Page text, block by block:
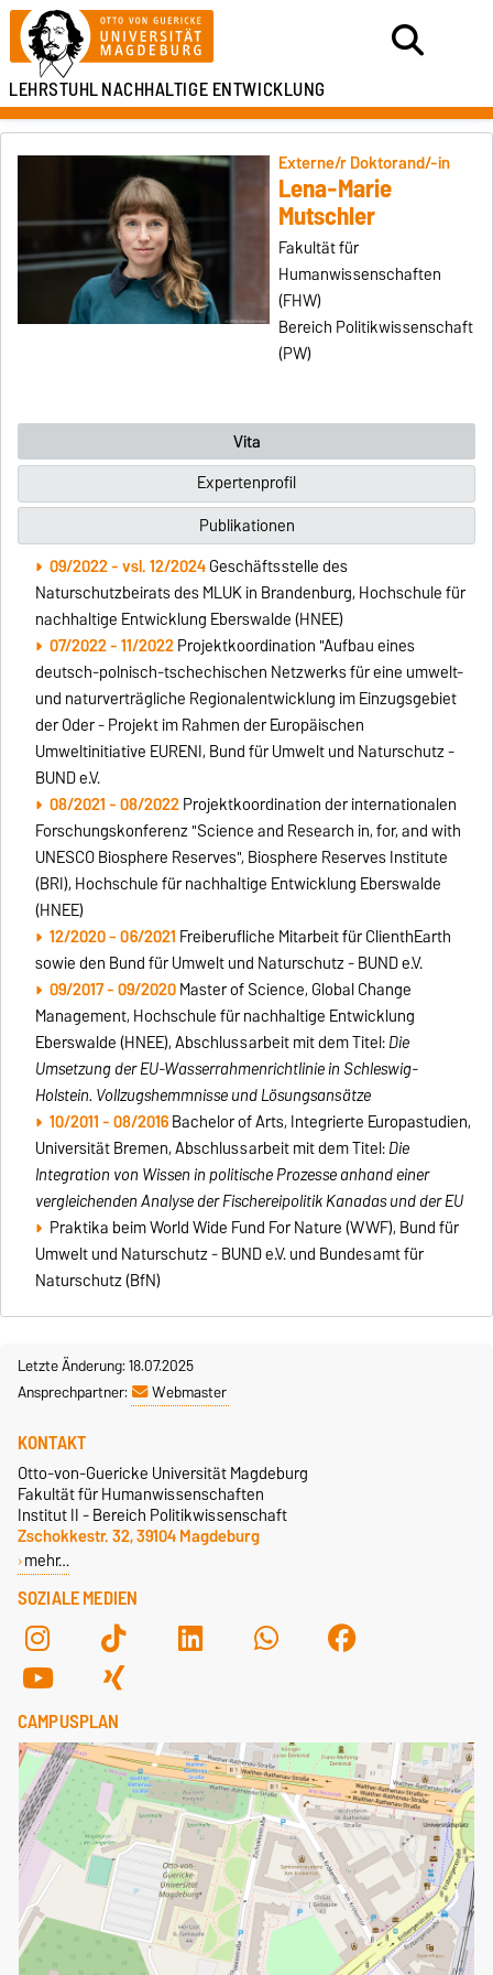
LEHRSTUHLNACHHALTIGE ENTWICKLUNG
Externe/r Doktorand/-in
Lena-Marie
Mutschler
Fakultät für
Humanwissenschaften
(FHW)
Bereich Politikwissenschaft
(PW)
Vita
Expertenprofil
Publikationen
09/2022 - vsl. 12/2024Geschäftsstelle des
Naturschutzbeirats des MLUK in Brandenburg, Hochschule für
nachhaltige Entwicklung Eberswalde (HNEE)
07/2022 - 11/2022Projektkoordination "Aufbau eines
deutsch-polnisch-tschechischen Netzwerks für eine umwelt-
und naturverträgliche Regionalentwicklung im Einzugsgebiet
der Oder - Projekt im Rahmen der Europäischen
Umweltinitiative EURENI, Bund für Umwelt und Naturschutz -
BUND e.V.
08/2021 - 08/2022Projektkoordination der internationalen
Forschungskonferenz "Science and Research in, for, and with
UNESCO Biosphere Reserves", Biosphere Reserves Institute
(BRI), Hochschule für nachhaltige Entwicklung Eberswalde
(HNEE)
12/2020 - 06/2021 Freiberufliche Mitarbeit für ClienthEarth
sowie den Bund für Umwelt und Naturschutz - BUND e.V.
09/2017 - 09/2020Master of Science, Global Change
Management, Hochschule für nachhaltige Entwicklung
Eberswalde (HNEE), Abschlussarbeit mit dem Titel:Die
Umsetzung der EU-Wasserrahmenrichtlinie in Schleswig-
Holstein. Vollzugshemmnisse und Lösungsansätze
10/2011 - 08/2016Bachelor of Arts, Integrierte Europastudien,
Universität Bremen, Abschlussarbeit mit dem Titel:Die
Integration von Wissen in politische Prozesse anhand einer
vergleichenden Analyse der Fischereipolitik Kanadasund der EU
Praktika beim World Wide Fund For Nature (WWF), Bund für
Umwelt und Naturschutz - BUND e.V. und Bundesamt für
Naturschutz (BfN)
Letzte Änderung: 18.07.2025
Ansprechpartner:
Webmaster
SOZIALE MEDIEN
KONTAKT
Otto-von-Guericke Universität Magdeburg
Fakultät für Humanwissenschaften
Institut II - Bereich Politikwissenschaft
Zschokkestr. 32, 39104 Magdeburg
mehr…
CAMPUSPLAN